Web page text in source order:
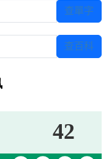
查單字
查百科